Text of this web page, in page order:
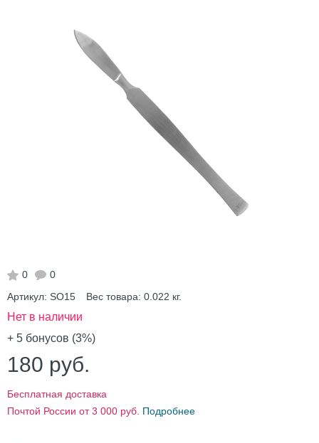
0
0
Артикул: SO15 Вес товара: 0.022 кг.
Нет в наличии
+ 5 бонусов (3%)
180 руб.
Бесплатная доставка
Почтой России от 3 000 руб. Подробнее